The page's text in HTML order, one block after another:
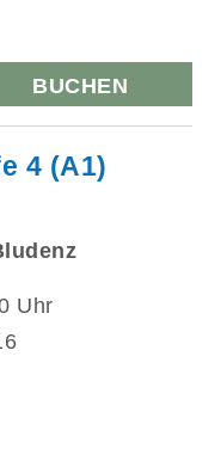
BUCHEN
4 (A1)
Uhr